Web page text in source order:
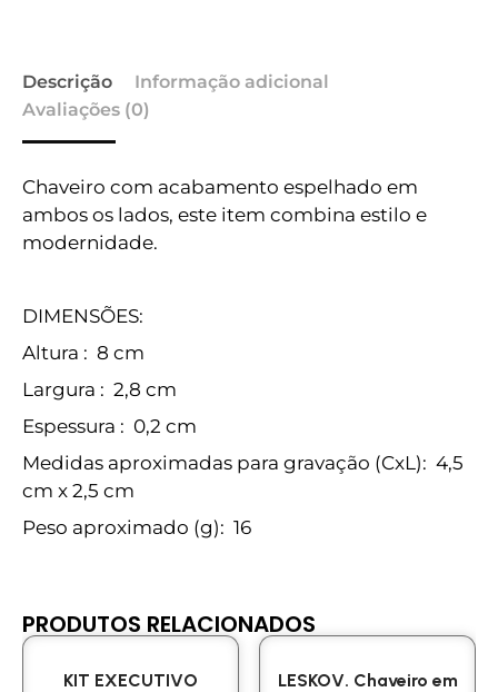
Descrição
Informação adicional
Avaliações (0)
Chaveiro com acabamento espelhado em
ambos os lados, este item combina estilo e
modernidade.
DIMENSÕES:
Altura : 8 cm
Largura : 2,8 cm
Espessura : 0,2 cm
Medidas aproximadas para gravação (CxL): 4,5
cm x 2,5 cm
Peso aproximado (g): 16
PRODUTOS RELACIONADOS
KIT EXECUTIVO
LESKOV. Chaveiro em